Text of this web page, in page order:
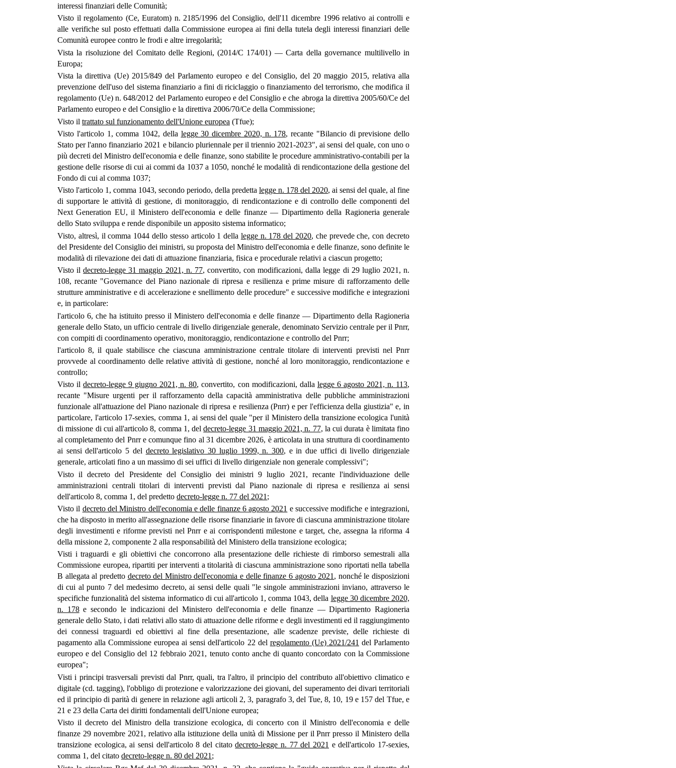
interessi finanziari delle Comunità;
Visto il regolamento (Ce, Euratom) n. 2185/1996 del Consiglio, dell'11 dicembre 1996 relativo ai controlli e
alle verifiche sul posto effettuati dalla Commissione europea ai fini della tutela degli interessi finanziari delle
Comunità europee contro le frodi e altre irregolarità;
Vista la risoluzione del Comitato delle Regioni, (2014/C 174/01) — Carta della governance multilivello in
Europa;
Vista la direttiva (Ue) 2015/849 del Parlamento europeo e del Consiglio, del 20 maggio 2015, relativa alla
prevenzione dell'uso del sistema finanziario a fini di riciclaggio o finanziamento del terrorismo, che modifica il
regolamento (Ue) n. 648/2012 del Parlamento europeo e del Consiglio e che abroga la direttiva 2005/60/Ce del
Parlamento europeo e del Consiglio e la direttiva 2006/70/Ce della Commissione;
Visto il trattato sul funzionamento dell'Unione europea (Tfue);
Visto l'articolo 1, comma 1042, della legge 30 dicembre 2020, n. 178, recante "Bilancio di previsione dello
Stato per l'anno finanziario 2021 e bilancio pluriennale per il triennio 2021-2023", ai sensi del quale, con uno o
più decreti del Ministro dell'economia e delle finanze, sono stabilite le procedure amministrativo-contabili per la
gestione delle risorse di cui ai commi da 1037 a 1050, nonché le modalità di rendicontazione della gestione del
Fondo di cui al comma 1037;
Visto l'articolo 1, comma 1043, secondo periodo, della predetta legge n. 178 del 2020, ai sensi del quale, al fine
di supportare le attività di gestione, di monitoraggio, di rendicontazione e di controllo delle componenti del
Next Generation EU, il Ministero dell'economia e delle finanze — Dipartimento della Ragioneria generale
dello Stato sviluppa e rende disponibile un apposito sistema informatico;
Visto, altresì, il comma 1044 dello stesso articolo 1 della legge n. 178 del 2020, che prevede che, con decreto
del Presidente del Consiglio dei ministri, su proposta del Ministro dell'economia e delle finanze, sono definite le
modalità di rilevazione dei dati di attuazione finanziaria, fisica e procedurale relativi a ciascun progetto;
Visto ildecreto-legge 31 maggio 2021, n. 77, convertito, con modificazioni, dalla legge di 29 luglio 2021, n.
108, recante "Governance del Piano nazionale di ripresa e resilienza e prime misure di rafforzamento delle
strutture amministrative e di accelerazione e snellimento delle procedure" e successive modifiche e integrazioni
e, in particolare:
l'articolo 6, che ha istituito presso il Ministero dell'economia e delle finanze — Dipartimento della Ragioneria
generale dello Stato, un ufficio centrale di livello dirigenziale generale, denominato Servizio centrale per il Pnrr,
con compiti di coordinamento operativo, monitoraggio, rendicontazione e controllo del Pnrr;
l'articolo 8, il quale stabilisce che ciascuna amministrazione centrale titolare di interventi previsti nel Pnrr
provvede al coordinamento delle relative attività di gestione, nonché al loro monitoraggio, rendicontazione e
controllo;
Visto ildecreto-legge 9 giugno 2021, n. 80, convertito, con modificazioni, dalla legge 6 agosto 2021, n. 113,
recante "Misure urgenti per il rafforzamento della capacità amministrativa delle pubbliche amministrazioni
funzionale all'attuazione del Piano nazionale di ripresa e resilienza (Pnrr) e per l'efficienza della giustizia" e, in
particolare, l'articolo 17-sexies, comma 1, ai sensi del quale "per il Ministero della transizione ecologica l'unità
di missione di cui all'articolo 8, comma 1, deldecreto-legge 31 maggio 2021, n. 77, la cui durata è limitata fino
al completamento del Pnrr e comunque fino al 31 dicembre 2026, è articolata in una struttura di coordinamento
ai sensi dell'articolo 5 del decreto legislativo 30 luglio 1999, n. 300, e in due uffici di livello dirigenziale
generale, articolati fino a un massimo di sei uffici di livello dirigenziale non generale complessivi";
Visto il decreto del Presidente del Consiglio dei ministri 9 luglio 2021, recante l'individuazione delle
amministrazioni centrali titolari di interventi previsti dal Piano nazionale di ripresa e resilienza ai sensi
dell'articolo 8, comma 1, del predetto decreto-legge n. 77 del 2021 ;
Visto il decreto del Ministro dell'economia e delle finanze 6 agosto 2021 e successive modifiche e integrazioni,
che ha disposto in merito all'assegnazione delle risorse finanziarie in favore di ciascuna amministrazione titolare
degli investimenti e riforme previsti nel Pnrr e ai corrispondenti milestone e target, che, assegna la riforma 4
della missione 2, componente 2 alla responsabilità del Ministero della transizione ecologica;
Visti i traguardi e gli obiettivi che concorrono alla presentazione delle richieste di rimborso semestrali alla
Commissione europea, ripartiti per interventi a titolarità di ciascuna amministrazione sono riportati nella tabella
B allegata al predetto decreto del Ministro dell'economia e delle finanze 6 agosto 2021, nonché le disposizioni
di cui al punto 7 del medesimo decreto, ai sensi delle quali "le singole amministrazioni inviano, attraverso le
specifiche funzionalità del sistema informatico di cui all'articolo 1, comma 1043, della legge 30 dicembre 2020,
n. 178e secondo le indicazioni del Ministero dell'economia e delle finanze — Dipartimento Ragioneria
generale dello Stato, i dati relativi allo stato di attuazione delle riforme e degli investimenti ed il raggiungimento
dei connessi traguardi ed obiettivi al fine della presentazione, alle scadenze previste, delle richieste di
pagamento alla Commissione europea ai sensi dell'articolo 22 del regolamento (Ue) 2021/241 del Parlamento
europeo e del Consiglio del 12 febbraio 2021, tenuto conto anche di quanto concordato con la Commissione
europea";
Visti i principi trasversali previsti dal Pnrr, quali, tra l'altro, il principio del contributo all'obiettivo climatico e
digitale (cd. tagging), l'obbligo di protezione e valorizzazione dei giovani, del superamento dei divari territoriali
ed il principio di parità di genere in relazione agli articoli 2, 3, paragrafo 3, del Tue, 8, 10, 19 e 157 del Tfue, e
21 e 23 della Carta dei diritti fondamentali dell'Unione europea;
Visto il decreto del Ministro della transizione ecologica, di concerto con il Ministro dell'economia e delle
finanze 29 novembre 2021, relativo alla istituzione della unità di Missione per il Pnrr presso il Ministero della
transizione ecologica, ai sensi dell'articolo 8 del citatodecreto-legge n. 77 del 2021 e dell'articolo 17-sexies,
comma 1, del citato decreto-legge n. 80 del 2021 ;